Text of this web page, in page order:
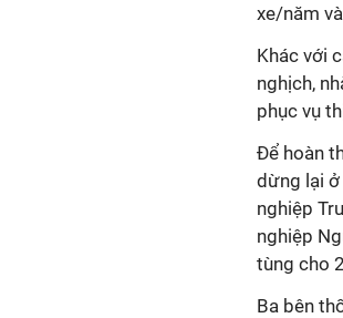
xe/năm
Khác với
nghịch,
phục vụ
Để hoàn
dừng lại ở
nghiệp
nghiệp
tùng cho
Ba bên